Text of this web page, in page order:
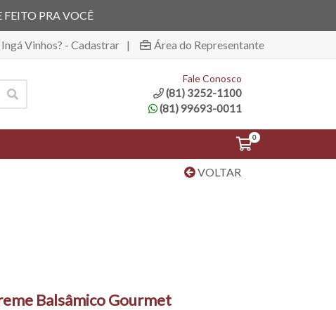
PRA VOCÊ
Vinhos? - Cadastrar | Área do Representante
Fale Conosco
(81) 3252-1100
(81) 99693-0011
0
VOLTAR
Balsâmico Gourmet